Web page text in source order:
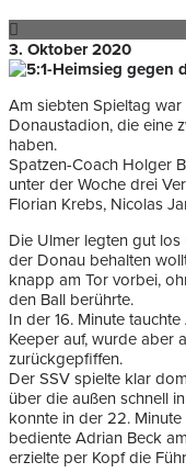
3. Oktober 2020
Am siebten Spieltag
Donaustadion, die eine
haben.
Spatzen-Coach Holger
unter der Woche drei
Florian Krebs, Nicolas
Die Ulmer legten gut
der Donau behalten
knapp am Tor vorbei,
den Ball berührte.
In der 16. Minute
Keeper auf, wurde aber
zurückgepfiffen.
Der SSV spielte klar
über die außen schnell
konnte in der 22.
bediente Adrian Beck
erzielte per Kopf die